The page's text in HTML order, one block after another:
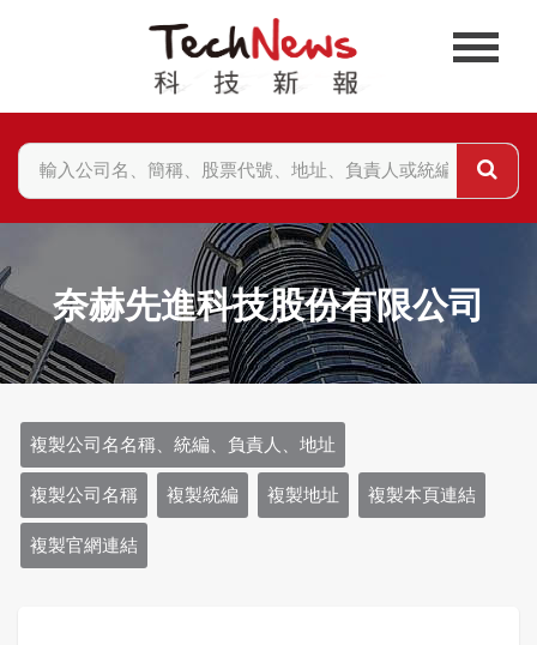
奈赫先進科技股份有限公司
複製公司名名稱、統編、負責人、地址
複製公司名稱 複製統編 複製地址 複製本頁連結
複製官網連結